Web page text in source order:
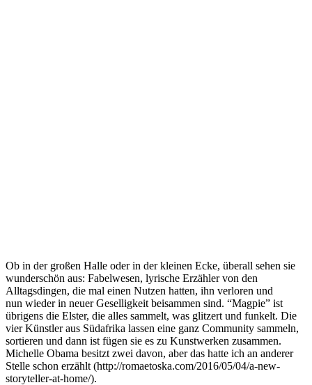
Ob in der großen Halle oder in der kleinen Ecke, überall sehen sie
wunderschön aus: Fabelwesen, lyrische Erzähler von den
Alltagsdingen, die mal einen Nutzen hatten, ihn verloren und
nun wieder in neuer Geselligkeit beisammen sind. “Magpie” ist
übrigens die Elster, die alles sammelt, was glitzert und funkelt. Die
vier Künstler aus Südafrika lassen eine ganz Community sammeln,
sortieren und dann ist fügen sie es zu Kunstwerken zusammen.
Michelle Obama besitzt zwei davon, aber das hatte ich an anderer
Stelle schon erzählt (http://romaetoska.com/2016/05/04/a-new-
storyteller-at-home/).